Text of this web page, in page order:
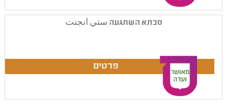
סבתא השתגעה ستي انجنت